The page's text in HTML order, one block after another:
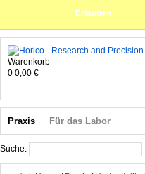
Erlauben
Warenkorb
0 0,00 €
Praxis Für das Labor
Suche: